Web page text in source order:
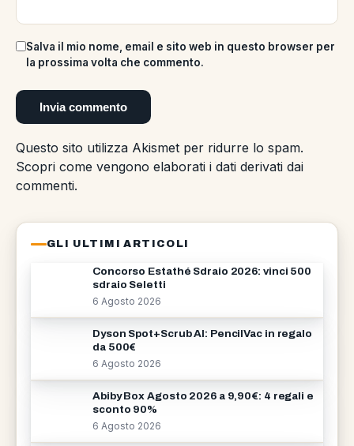
Salva il mio nome, email e sito web in questo browser per
la prossima volta che commento.
Questo sito utilizza Akismet per ridurre lo spam.
Scopri come vengono elaborati i dati derivati dai
commenti.
GLI ULTIMI ARTICOLI
Concorso Estathé Sdraio 2026: vinci 500
sdraio Seletti
6 Agosto 2026
Dyson Spot+Scrub AI: PencilVac in regalo
da 500€
6 Agosto 2026
Abiby Box Agosto 2026 a 9,90€: 4 regali e
sconto 90%
6 Agosto 2026